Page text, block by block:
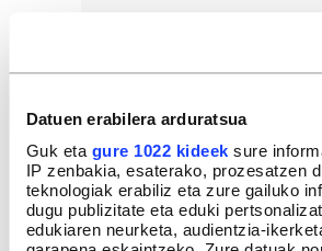
Datuen erabilera arduratsua
Guk eta gure 1022 kideek sure
IP zenbakia, esaterako, prozesatzen
teknologiak erabiliz eta zure gailuko
dugu publizitate eta eduki
edukiaren neurketa, audientzia-